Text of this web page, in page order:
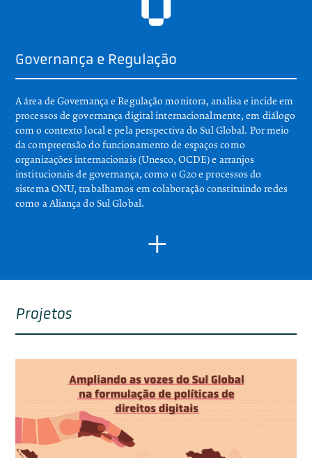
Governança e Regulação
A área de Governança e Regulação monitora, analisa e incide em
processos de governança digital internacionalmente, em diálogo
com o contexto local e pela perspectiva do Sul Global. Por meio
da compreensão do funcionamento de espaços como
organizações internacionais (Unesco, OCDE) e arranjos
institucionais de governança, como o G20 e processos do
sistema ONU, trabalhamos em colaboração constituindo redes
como a Aliança do Sul Global.
×
Busca-se garantir desde a participação da sociedade civil, até a
formulação de políticas que prezem pelos direitos fundamentais
Projetos